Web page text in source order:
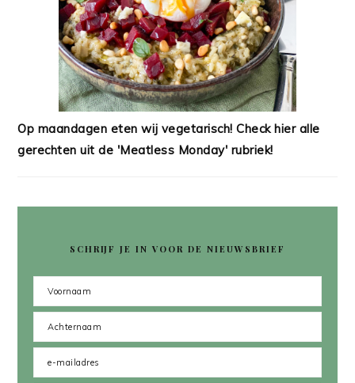
Op maandagen eten wij vegetarisch! Check hier alle
gerechten uit de 'Meatless Monday' rubriek!
SCHRIJF JE IN VOOR DE NIEUWSBRIEF